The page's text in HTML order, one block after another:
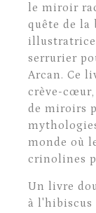
le miroir
quête de la
serrurier
Arcan. Ce
crève-cœur,
de miroirs
monde où
crinolines
Un livre
à l'hibiscus